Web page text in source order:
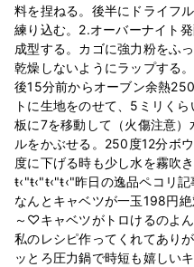
料を捏ねる。後半にドライフ
練り込む。2.オーバーナイト
成型する。カゴに強力粉をふ
乾燥しないようにラップする
後15分前からオーブン余熱
トに生地をのせて、5ミリく
板に7を移動して（火傷注意
ルをかぶせる。250度12分ボ
度に下げる時も少し水を霧吹
ŧ‹"ŧ‹"ŧ‹"ŧ‹"昨日の逸品ペコリ
なんとキャベツが一玉198円
～♡キャベツがトロけるのよ
私のレシピ作ってくれてあり
ッとろ圧力鍋で時短も嬉しい